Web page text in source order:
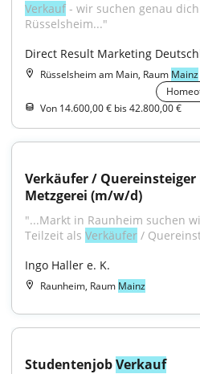
Verkauf - wir suchen genau
Rüsselsheim..."
Direct Result Marketing
Rüsselsheim am Main, Raum Mainz
Von 14.600,00 € bis 42.800,00 €
Verkäufer /
Metzgerei (m/w/d)
"...Markt in Raunheim suchen
Teilzeit als Verkäufer /
Ingo Haller e. K.
Raunheim, Raum Mainz
Studentenjob Verkauf